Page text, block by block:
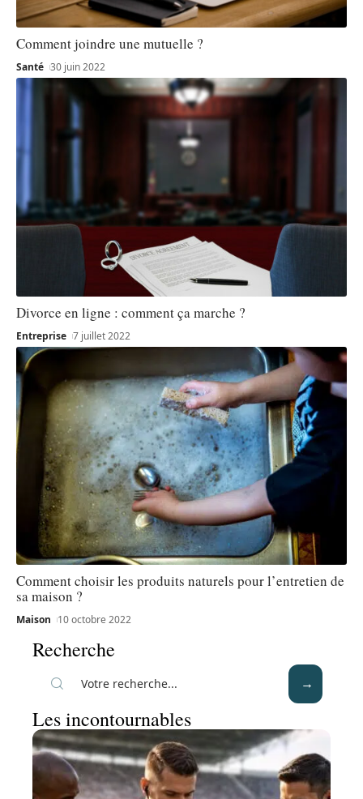
Comment joindre une mutuelle ?
Santé 30 juin 2022
Divorce en ligne : comment ça marche ?
Entreprise 7 juillet 2022
Comment choisir les produits naturels pour l’entretien de
sa maison ?
Maison 10 octobre 2022
Recherche
Les incontournables